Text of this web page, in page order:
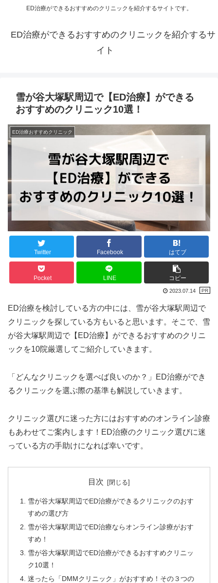
ED治療ができるおすすめのクリニックを紹介するサイトです。
ED治療ができるおすすめのクリニックを紹介するサ
イト
雪が谷大塚駅周辺で【ED治療】ができる
おすすめのクリニック10選！
ED治療おすすめクリニック
Twitter Facebook はてブ
Pocket LINE コピー
2023.07.14
ED治療を検討している方の中には、雪が谷大塚駅周辺で
クリニックを探している方もいると思います。そこで、雪
が谷大塚駅周辺で【ED治療】ができるおすすめのクリニ
ックを10院厳選してご紹介していきます。
「どんなクリニックを選べば良いのか？」ED治療ができ
るクリニックを選ぶ際の基準も解説していきます。
クリニック選びに迷った方にはおすすめのオンライン診療
もあわせてご案内します！ED治療のクリニック選びに迷
っている方の手助けになれば幸いです。
目次
雪が谷大塚駅周辺でED治療ができるクリニックのおす
すめの選び方
雪が谷大塚駅周辺でED治療ならオンライン診療がおす
すめ！
雪が谷大塚駅周辺でED治療ができるおすすめクリニッ
ク10選！
迷ったら「DMMクリニック」がおすすめ！その３つの